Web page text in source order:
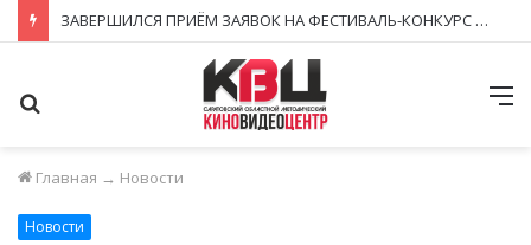
ЗАВЕРШИЛСЯ ПРИЁМ ЗАЯВОК НА ФЕСТИВАЛЬ-КОНКУРС «КИНОВЕРТИКАЛЬ 2026»
Главная → Новости
Новости